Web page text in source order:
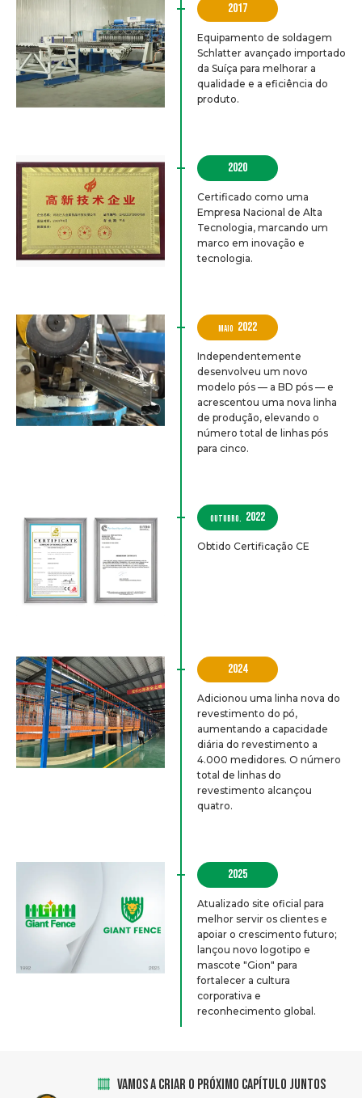
2017
Equipamento de soldagem
Schlatter avançado importado
da Suíça para melhorar a
qualidade e a eficiência do
produto.
2020
Certificado como uma
Empresa Nacional de Alta
Tecnologia, marcando um
marco em inovação e
tecnologia.
MAIO 2022
Independentemente
desenvolveu um novo
modelo pós — a BD pós — e
acrescentou uma nova linha
de produção, elevando o
número total de linhas pós
para cinco.
OUTUBRO. 2022
Obtido Certificação CE
2024
Adicionou uma linha nova do
revestimento do pó,
aumentando a capacidade
diária do revestimento a
4.000 medidores. O número
total de linhas do
revestimento alcançou
quatro.
2025
Atualizado site oficial para
melhor servir os clientes e
apoiar o crescimento futuro;
lançou novo logotipo e
mascote "Gion" para
fortalecer a cultura
corporativa e
reconhecimento global.
VAMOS A CRIAR O PRÓXIMO CAPÍTULO JUNTOS